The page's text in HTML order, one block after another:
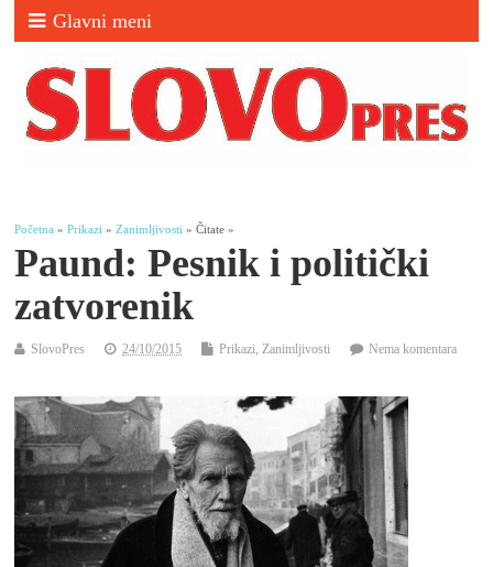
Glavni meni
Početna »Prikazi »Zanimljivosti » Čitate »
Paund: Pesnik i politički
zatvorenik
SlovoPres 24/10/2015 Prikazi Zanimljivosti Nema komentara